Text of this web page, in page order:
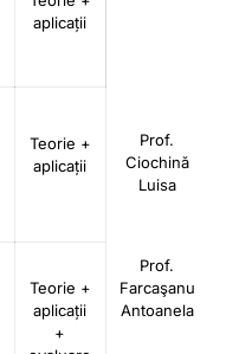
aplicații
Prof.
Ciochină
Luisa
Prof.
Farcaşanu
Antoanela
Teorie +
aplicații
Teorie +
aplicații
+